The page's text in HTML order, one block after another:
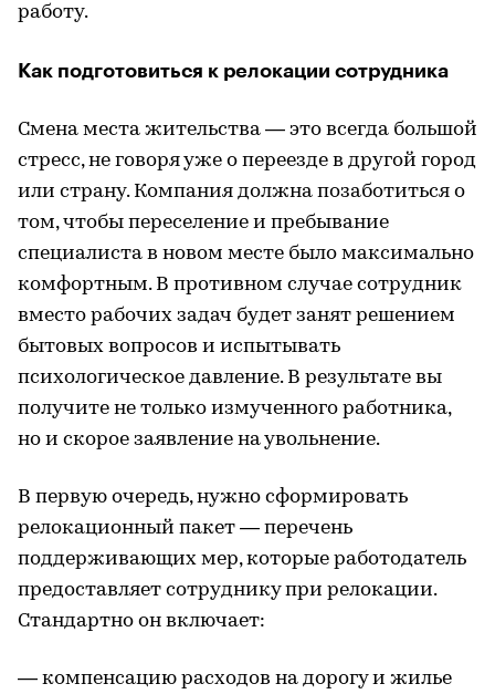
работу.
Как подготовиться к релокации сотрудника
Смена места жительства — это всегда большой
стресс, не говоря уже о переезде в другой город
или страну. Компания должна позаботиться о
том, чтобы переселение и пребывание
специалиста в новом месте было максимально
комфортным. В противном случае сотрудник
вместо рабочих задач будет занят решением
бытовых вопросов и испытывать
психологическое давление. В результате вы
получите не только измученного работника,
но и скорое заявление на увольнение.
В первую очередь, нужно сформировать
релокационный пакет — перечень
поддерживающих мер, которые работодатель
предоставляет сотруднику при релокации.
Стандартно он включает:
— компенсацию расходов на дорогу и жилье